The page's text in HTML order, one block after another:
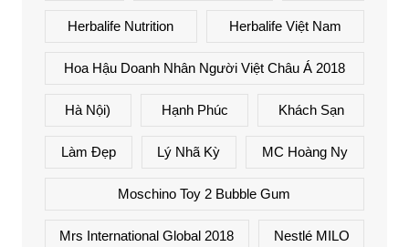
Herbalife Nutrition Herbalife Việt Nam
Hoa Hậu Doanh Nhân Người Việt Châu Á 2018
Hà Nội) Hạnh Phúc Khách Sạn
Làm Đẹp Lý Nhã Kỳ MC Hoàng Ny
Moschino Toy 2 Bubble Gum
Mrs International Global 2018 Nestlé MILO